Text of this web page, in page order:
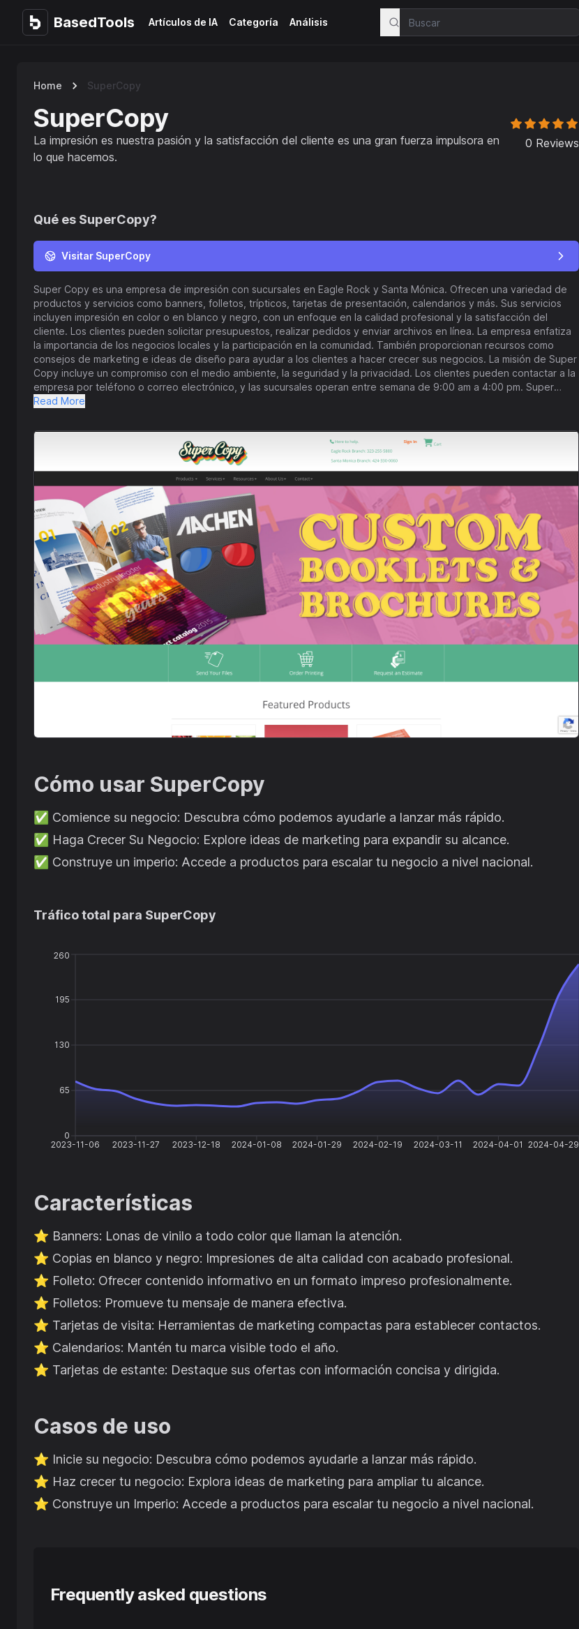
BasedTools
BasedTools Artículos de IA Categoría Análisis
Home SuperCopy
SuperCopy
La impresión es nuestra pasión y la satisfacción del cliente es una gran fuerza impulsora en
lo que hacemos.
0 Reviews
Qué es SuperCopy?
Visitar SuperCopy
Super Copy es una empresa de impresión con sucursales en Eagle Rock y Santa Mónica. Ofrecen una variedad de
productos y servicios como banners, folletos, trípticos, tarjetas de presentación, calendarios y más. Sus servicios
incluyen impresión en color o en blanco y negro, con un enfoque en la calidad profesional y la satisfacción del
cliente. Los clientes pueden solicitar presupuestos, realizar pedidos y enviar archivos en línea. La empresa enfatiza
la importancia de los negocios locales y la participación en la comunidad. También proporcionan recursos como
consejos de marketing e ideas de diseño para ayudar a los clientes a hacer crecer sus negocios. La misión de Super
Copy incluye un compromiso con el medio ambiente, la seguridad y la privacidad. Los clientes pueden contactar a la
empresa por teléfono o correo electrónico, y las sucursales operan entre semana de 9:00 am a 4:00 pm. Super
Copy tiene como objetivo proporcionar un excelente servicio y productos, mientras apoya a los negocios locales y
Read More
Cómo usar SuperCopy
✅ Comience su negocio: Descubra cómo podemos ayudarle a lanzar más rápido.
✅ Haga Crecer Su Negocio: Explore ideas de marketing para expandir su alcance.
✅ Construye un imperio: Accede a productos para escalar tu negocio a nivel nacional.
Tráfico total para SuperCopy
2023-11-06 2023-11-27 2023-12-18 2024-01-08 2024-01-29 2024-02-19 2024-03-11 2024-04-01 2024-04-29
0
65
130
195
260
Características
⭐️ Banners: Lonas de vinilo a todo color que llaman la atención.
⭐️ Copias en blanco y negro: Impresiones de alta calidad con acabado profesional.
⭐️ Folleto: Ofrecer contenido informativo en un formato impreso profesionalmente.
⭐️ Folletos: Promueve tu mensaje de manera efectiva.
⭐️ Tarjetas de visita: Herramientas de marketing compactas para establecer contactos.
⭐️ Calendarios: Mantén tu marca visible todo el año.
⭐️ Tarjetas de estante: Destaque sus ofertas con información concisa y dirigida.
Casos de uso
⭐️ Inicie su negocio: Descubra cómo podemos ayudarle a lanzar más rápido.
⭐️ Haz crecer tu negocio: Explora ideas de marketing para ampliar tu alcance.
⭐️ Construye un Imperio: Accede a productos para escalar tu negocio a nivel nacional.
Frequently asked questions